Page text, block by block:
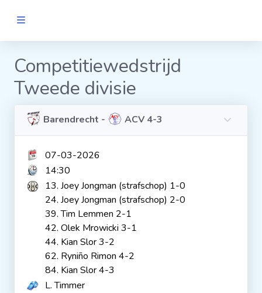
Clubs
Wedstrijden
Statistieken
Voetbalpiramide
VROUWEN
Clubs
Competitiewedstrijd
Tweede divisie
Barendrecht - ACV 4-3
07-03-2026
14:30
13. Joey Jongman (strafschop) 1-0
24. Joey Jongman (strafschop) 2-0
39. Tim Lemmen 2-1
42. Olek Mrowicki 3-1
44. Kian Slor 3-2
62. Ryniño Rimon 4-2
84. Kian Slor 4-3
L. Timmer